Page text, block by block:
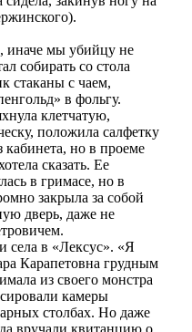
иначе мы убийцу не
собирать со стола
стаканы с чаем,
в фольгу.
клетчатую,
положила салфетку
но в проеме
сказать. Ee
в гримасе, но в
закрыла за собой
дверь, даже не
села в «Лексус». «Я
Карапетовна грудным
из своего монстра
камеры
столбах. Но даже
вручали квитанцию о